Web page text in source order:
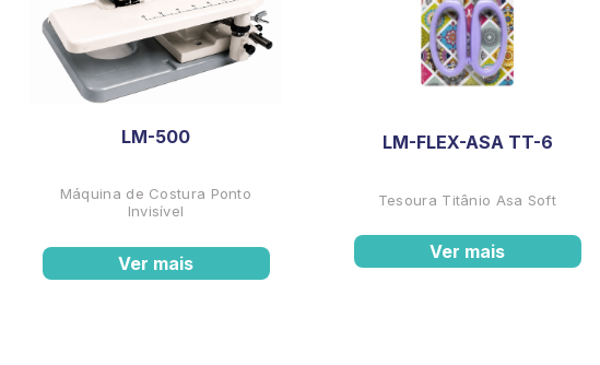
LM-500
Máquina de Costura Ponto
Invisível
Ver mais
LM-FLEX-ASA TT-6
Tesoura Titânio Asa Soft
Ver mais